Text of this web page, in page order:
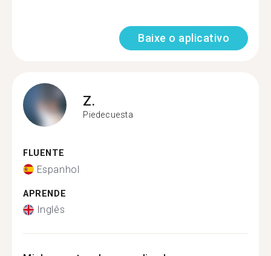
Baixe o aplicativo
Z.
Piedecuesta
FLUENTE
Espanhol
APRENDE
Inglês